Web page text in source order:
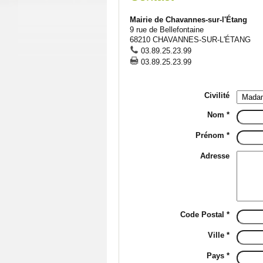
Mairie de Chavannes-sur-l'Étang
9 rue de Bellefontaine
68210 CHAVANNES-SUR-L'ÉTANG
03.89.25.23.99
03.89.25.23.99
Civilité
Nom *
Prénom *
Adresse
Code Postal *
Ville *
Pays *